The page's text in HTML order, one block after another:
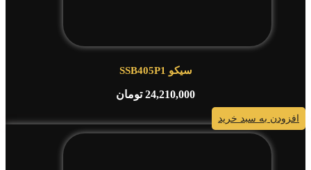
سیکو SSB405P1
24,210,000 تومان
افزودن به سبد خرید